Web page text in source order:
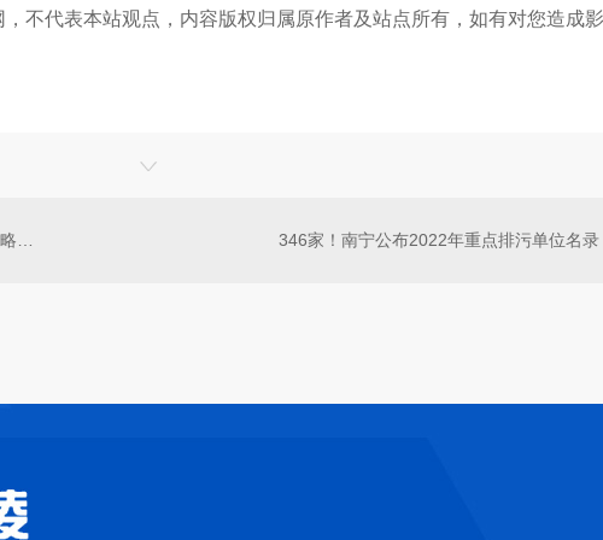
不代表本站观点，内容版权归属原作者及站点所有，如有对您造成
广东省环保集团与乐昌市人民政府签订战略合作框架协议 346家！南宁公布2022年重点排污单位名录